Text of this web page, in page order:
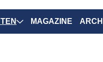
MAGAZINE